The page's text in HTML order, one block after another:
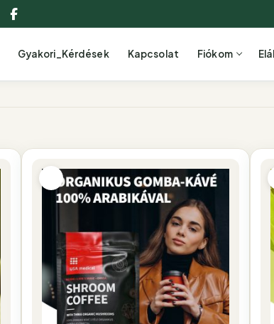
Facebook
Gyakori_Kérdések Kapcsolat Fiókom